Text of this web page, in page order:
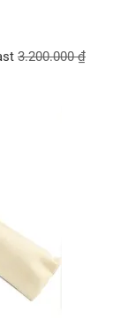
3.200.000₫